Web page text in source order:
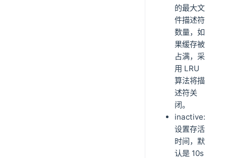
的最大文
件描述符
数量，如
果缓存被
占满，采
用 LRU
算法将描
述符关
闭。
inactive:
设置存活
时间，默
认是 10s